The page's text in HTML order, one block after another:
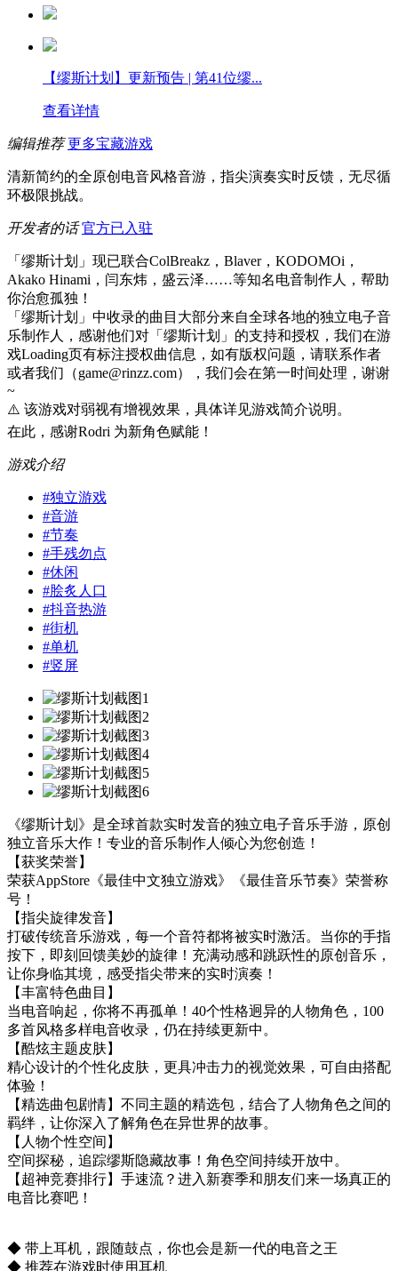
【缪斯计划】更新预告 | 第41位缪...
查看详情
编辑推荐 更多宝藏游戏
清新简约的全原创电音风格音游，指尖演奏实时反馈，无尽循
环极限挑战。
开发者的话 官方已入驻
「缪斯计划」现已联合ColBreakz，Blaver，KODOMOi，
Akako Hinami，闫东炜，盛云泽……等知名电音制作人，帮助
你治愈孤独！
「缪斯计划」中收录的曲目大部分来自全球各地的独立电子音
乐制作人，感谢他们对「缪斯计划」的支持和授权，我们在游
戏Loading页有标注授权曲信息，如有版权问题，请联系作者
或者我们（game@rinzz.com），我们会在第一时间处理，谢谢
~
⚠️ 该游戏对弱视有增视效果，具体详见游戏简介说明。
在此，感谢Rodri 为新角色赋能！
游戏介绍
#独立游戏
#音游
#节奏
#手残勿点
#休闲
#脍炙人口
#抖音热游
#街机
#单机
#竖屏
《缪斯计划》是全球首款实时发音的独立电子音乐手游，原创
独立音乐大作！专业的音乐制作人倾心为您创造！
【获奖荣誉】
荣获AppStore《最佳中文独立游戏》《最佳音乐节奏》荣誉称
号！
【指尖旋律发音】
打破传统音乐游戏，每一个音符都将被实时激活。当你的手指
按下，即刻回馈美妙的旋律！充满动感和跳跃性的原创音乐，
让你身临其境，感受指尖带来的实时演奏！
【丰富特色曲目】
当电音响起，你将不再孤单！40个性格迥异的人物角色，100
多首风格多样电音收录，仍在持续更新中。
【酷炫主题皮肤】
精心设计的个性化皮肤，更具冲击力的视觉效果，可自由搭配
体验！
【精选曲包剧情】不同主题的精选包，结合了人物角色之间的
羁绊，让你深入了解角色在异世界的故事。
【人物个性空间】
空间探秘，追踪缪斯隐藏故事！角色空间持续开放中。
【超神竞赛排行】手速流？进入新赛季和朋友们来一场真正的
电音比赛吧！
◆ 带上耳机，跟随鼓点，你也会是新一代的电音之王
◆ 推荐在游戏时使用耳机